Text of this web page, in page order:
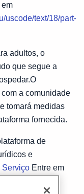
em
uscode/text/18/part-
adultos, o
que segue a
a comunidade
tomará medidas
fornecida.
de
e
Serviço Entre em